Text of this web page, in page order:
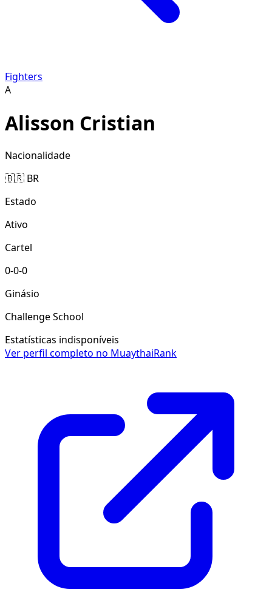
Fighters
A
Alisson Cristian
Nacionalidade
🇧🇷 BR
Estado
Ativo
Cartel
0-0-0
Ginásio
Challenge School
Estatísticas indisponíveis
Ver perfil completo no MuaythaiRank